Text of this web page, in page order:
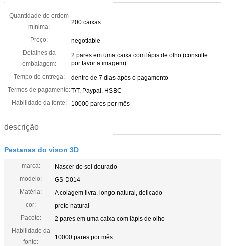
Quantidade de ordem
mínima:
200 caixas
Preço:
negotiable
Detalhes da
embalagem:
2 pares em uma caixa com lápis de olho (consulte
por favor a imagem)
Tempo de entrega:
dentro de 7 dias após o pagamento
Termos de pagamento:T/T, Paypal, HSBC
Habilidade da fonte:
10000 pares por mês
descrição
Pestanas do vison 3D
marca:
Nascer do sol dourado
modelo:
GS-D014
Matéria:
A colagem livra, longo natural, delicado
cor:
preto natural
Pacote:
2 pares em uma caixa com lápis de olho
Habilidade da
fonte:
10000 pares por mês